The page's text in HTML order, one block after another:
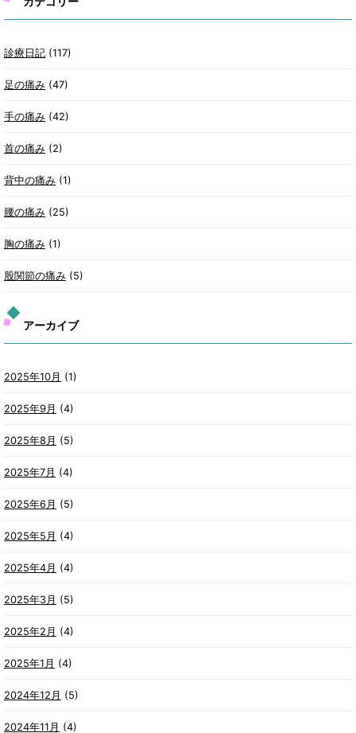
診療日記 (117)
足の痛み (47)
手の痛み (42)
首の痛み (2)
背中の痛み (1)
腰の痛み (25)
胸の痛み (1)
股関節の痛み (5)
アーカイブ
2025年10月 (1)
2025年9月 (4)
2025年8月 (5)
2025年7月 (4)
2025年6月 (5)
2025年5月 (4)
2025年4月 (4)
2025年3月 (5)
2025年2月 (4)
2025年1月 (4)
2024年12月 (5)
2024年11月 (4)